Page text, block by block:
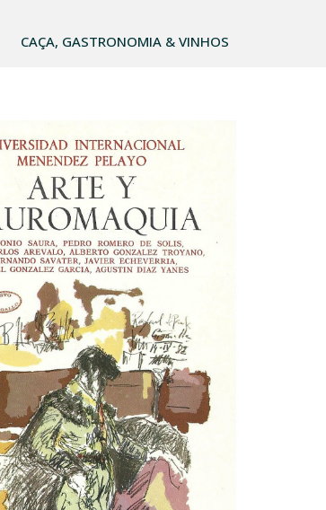
CAÇA, GASTRONOMIA & VINHOS